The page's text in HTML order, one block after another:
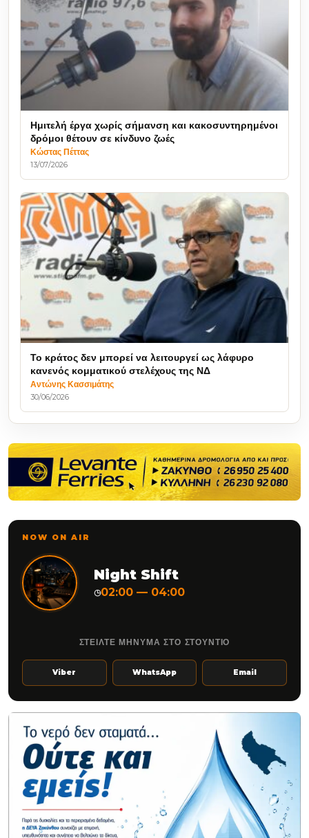
Ημιτελή έργα χωρίς σήμανση και κακοσυντηρημένοι
δρόμοι θέτουν σε κίνδυνο ζωές
Κώστας Πέττας
13/07/2026
Το κράτος δεν μπορεί να λειτουργεί ως λάφυρο
κανενός κομματικού στελέχους της ΝΔ
Αντώνης Κασσιμάτης
30/06/2026
NOW ON AIR
Night Shift
◷02:00 — 04:00
ΣΤΕΙΛΤΕ ΜΗΝΥΜΑ ΣΤΟ ΣΤΟΥΝΤΙΟ
Viber WhatsApp Email